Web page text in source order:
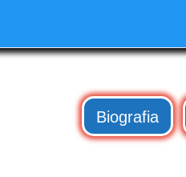
Biografia